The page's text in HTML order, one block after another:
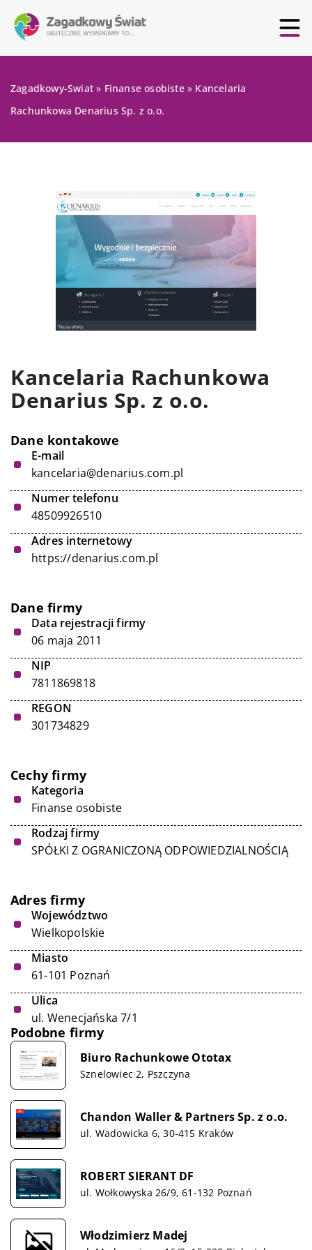
Zagadkowy-Swiat » Finanse osobiste» Kancelaria
Rachunkowa Denarius Sp. z o.o.
Kancelaria Rachunkowa
Denarius Sp. z o.o.
Dane kontakowe
E-mail
kancelaria@denarius.com.pl
Numer telefonu
48509926510
Adres internetowy
https://denarius.com.pl
Dane firmy
Data rejestracji firmy
06 maja 2011
NIP
7811869818
REGON
301734829
Cechy firmy
Kategoria
Finanse osobiste
Rodzaj firmy
SPÓŁKI Z OGRANICZONĄ ODPOWIEDZIALNOŚCIĄ
Adres firmy
Województwo
Wielkopolskie
Miasto
61-101 Poznań
Ulica
ul. Wenecjańska 7/1
Podobne firmy
Biuro Rachunkowe Ototax
Sznelowiec 2, Pszczyna
Chandon Waller & Partners Sp. z o.o.
ul. Wadowicka 6, 30-415 Kraków
ROBERT SIERANT DF
ul. Wołkowyska 26/9, 61-132 Poznań
Włodzimierz Madej